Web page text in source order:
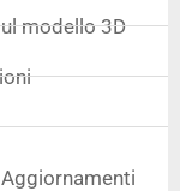
modello 3D